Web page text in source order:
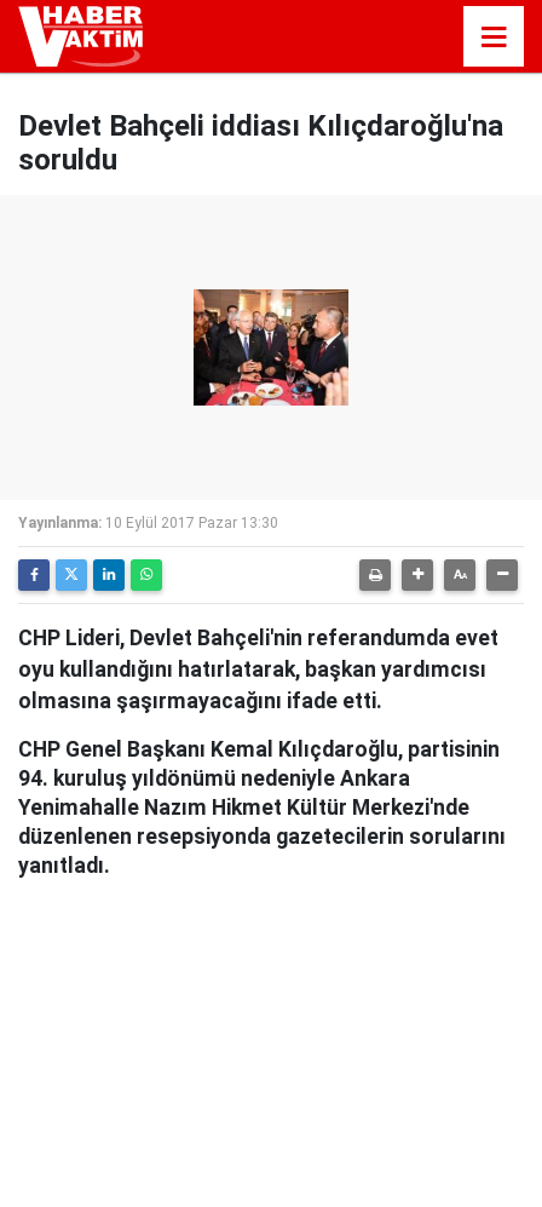
Devlet Bahçeli iddiası Kılıçdaroğlu'na
soruldu
Yayınlanma: 10 Eylül 2017 Pazar 13:30
CHP Lideri, Devlet Bahçeli'nin referandumda evet
oyu kullandığını hatırlatarak, başkan yardımcısı
olmasına şaşırmayacağını ifade etti.
CHP Genel Başkanı Kemal Kılıçdaroğlu, partisinin
94. kuruluş yıldönümü nedeniyle Ankara
Yenimahalle Nazım Hikmet Kültür Merkezi'nde
düzenlenen resepsiyonda gazetecilerin sorularını
yanıtladı.